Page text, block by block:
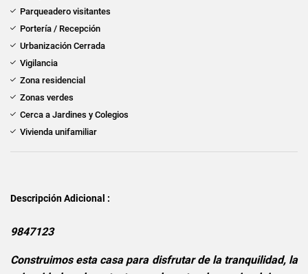
Parqueadero visitantes
Portería / Recepción
Urbanización Cerrada
Vigilancia
Zona residencial
Zonas verdes
Cerca a Jardines y Colegios
Vivienda unifamiliar
Descripción Adicional :
9847123
Construimos esta casa para disfrutar de la tranquilidad, la